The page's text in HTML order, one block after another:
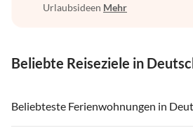
Urlaubsideen Mehr
Beliebte Reiseziele in
Beliebteste Ferienwohnungen in